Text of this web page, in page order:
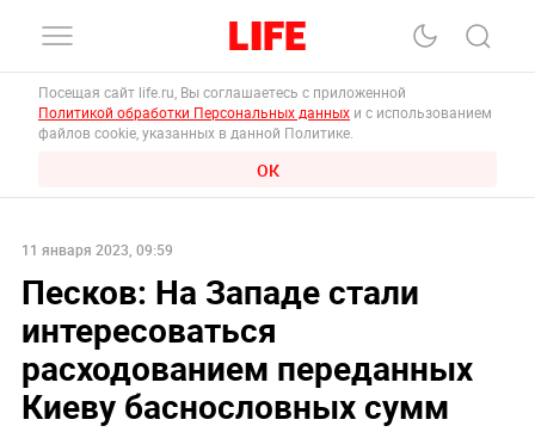
Посещая сайт life.ru, Вы соглашаетесь с приложенной
Политикой обработки Персональных данных и с использованием
файлов cookie, указанных в данной Политике.
ОК
11 января 2023, 09:59
Песков: На Западе стали
интересоваться
расходованием переданных
Киеву баснословных сумм